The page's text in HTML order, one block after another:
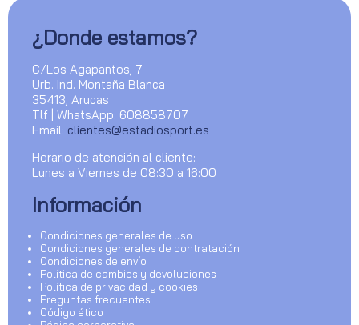
¿Donde estamos?
C/Los Agapantos, 7
Urb. Ind. Montaña Blanca
35413, Arucas
Tlf | WhatsApp: 608858707
Email: clientes@estadiosport.es
Horario de atención al cliente:
Lunes a Viernes de 08:30 a 16:00
Información
Condiciones generales de uso
Condiciones generales de contratación
Condiciones de envío
Política de cambios y devoluciones
Política de privacidad y cookies
Preguntas frecuentes
Código ético